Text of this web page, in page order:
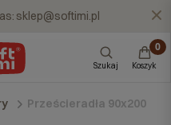
sklep@softimi.pl X
Szukaj Koszyk
Prześcieradła 90x200